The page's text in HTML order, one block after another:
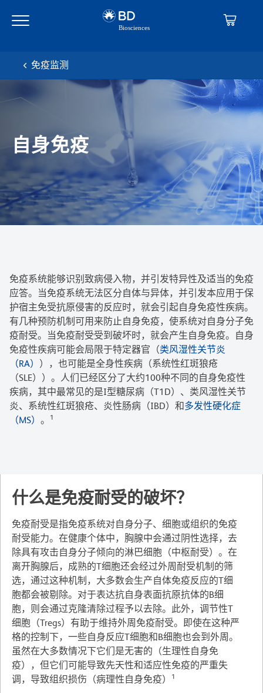
main
navigation
免疫监测
自身免疫
免疫系统能够识别致病侵入物，并引发特异性及适当的免疫
应答。当免疫系统无法区分自体与异体，并引发本应用于保
护宿主免受抗原侵害的反应时，就会引起自身免疫性疾病。
有几种预防机制可用来防止自身免疫，使系统对自身分子免
疫耐受。当免疫耐受受到破坏时，就会产生自身免疫。自身
免疫性疾病可能会局限于特定器官（类风湿性关节炎
（RA） ），也可能是全身性疾病（系统性红斑狼疮
（SLE））。人们已经区分了大约100种不同的自身免疫性
疾病，其中最常见的是I型糖尿病（T1D）、类风湿性关节
炎、系统性红斑狼疮、炎性肠病（IBD）和多发性硬化症
（MS） 。 1
什么是免疫耐受的破坏？
免疫耐受是指免疫系统对自身分子、细胞或组织的免疫
耐受能力。在健康个体中，胸腺中会通过阴性选择，去
除具有攻击自身分子倾向的淋巴细胞（中枢耐受）。在
离开胸腺后，成熟的T细胞还会经过外周耐受机制的筛
选，通过这种机制，大多数会生产自体免疫反应的T细
胞都会被剔除。对于表达抗自身表面抗原抗体的B细
胞，则会通过克隆清除过程予以去除。此外，调节性T
细胞（Tregs）有助于维持外周免疫耐受。即使在这种严
格的控制下，一些自身反应T细胞和B细胞也会到外周。
虽然在大多数情况下它们是无害的（生理性自身免
疫），但它们可能导致先天性和适应性免疫的严重失
调，导致组织损伤（病理性自身免疫）
1